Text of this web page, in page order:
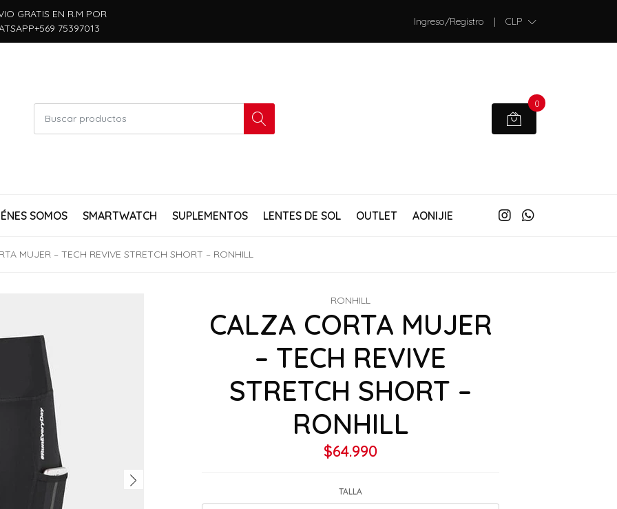
GRATIS EN R.M POR
75397013
Ingreso/Registro | CLP
0
SOMOS SMARTWATCH SUPLEMENTOS LENTES DE SOL OUTLET AONIJIE
MUJER – TECH REVIVE STRETCH SHORT – RONHILL
RONHILL
CALZA CORTA MUJER
– TECH REVIVE
STRETCH SHORT –
RONHILL
$64.990
TALLA